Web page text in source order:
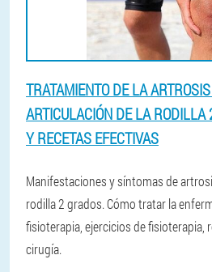
TRATAMIENTO DE LA
ARTICULACIÓN DE LA RODILLA
Y RECETAS EFECTIVAS
Manifestaciones y síntomas de
rodilla 2 grados. Cómo tratar la
fisioterapia, ejercicios de fisioterapia,
cirugía.